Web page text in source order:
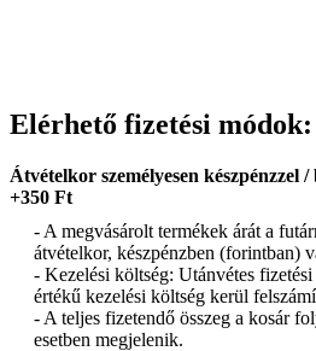
Elérhető fizetési módok:
Átvételkor személyesen
+350 Ft
- A megvásárolt termékek árát a
átvételkor, készpénzben (forintban)
- Kezelési költség: Utánvétes
értékű kezelési költség kerül
- A teljes fizetendő összeg a kosár
esetben megjelenik.